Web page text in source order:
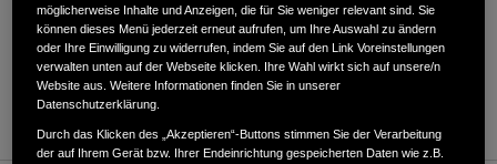
ANFAHRTSBESCHREIBUNG ANFORDERN
möglicherweise Inhalte und Anzeigen, die für Sie weniger relevant sind. Sie
können dieses Menü jederzeit erneut aufrufen, um Ihre Auswahl zu ändern
oder Ihre Einwilligung zu widerrufen, indem Sie auf den Link Voreinstellungen
verwalten unten auf der Webseite klicken. Ihre Wahl wirkt sich auf unsere/n
Website aus. Weitere Informationen finden Sie in unserer
Datenschutzerklärung.
Durch das Klicken des „Akzeptieren“-Buttons stimmen Sie der Verarbeitung
der auf Ihrem Gerät bzw. Ihrer Endeinrichtung gespeicherten Daten wie z.B.